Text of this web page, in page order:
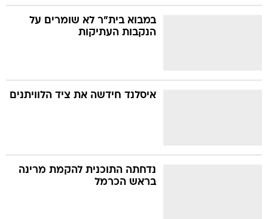
במבוא בית"ר לא שומרים על
הנקבות העתיקות
איסלנד חידשה את ציד הלוויתנים
נדחתה התוכנית להקמת מרינה
בראש הכרמל